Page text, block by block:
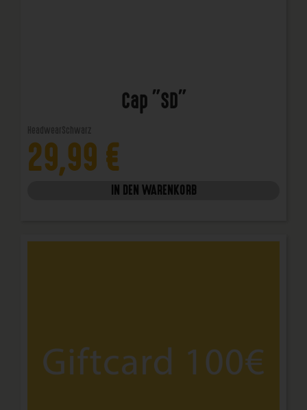
Cap "SD"
29,99 €
IN DEN WARENKORB